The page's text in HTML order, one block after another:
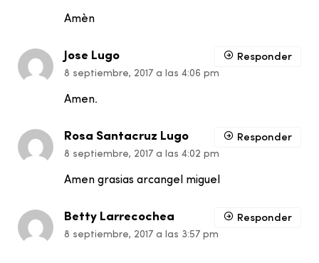
Amèn
Jose Lugo
8 septiembre, 2017 a las 4:06 pm
Amen.
Responder
Rosa Santacruz Lugo
8 septiembre, 2017 a las 4:02 pm
Amen grasias arcangel miguel
Responder
Betty Larrecochea
8 septiembre, 2017 a las 3:57 pm
Responder